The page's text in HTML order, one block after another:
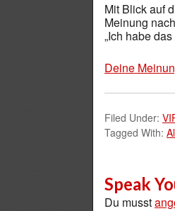
Mit Blick auf
Meinung
„Ich habe
Deine
Filed Under:
Tagged With:
Speak
Du musst